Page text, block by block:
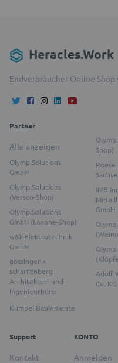
Heracles.Work
Endverbraucher Online
Partner
Alle anzeigen
Olymp.Solutions
GmbH
Olymp.Solutions
(Versco-Shop)
Olymp.Solutions
GmbH (Loxone-Shop)
w&k Elektrotechnik
GmbH
gössinger +
scharfenberg
Architektur- und
Ingenieurbüro
Kümpel Baulemente
Shop)
Roese
IMB
GmbH
Adolf
Co. KG
Support
Kontakt
KONTO
Anmelden